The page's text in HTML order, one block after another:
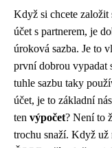
Když si chcete založit
účet s partnerem, je
úroková sazba. Je to
první dobrou vypadat
tuhle sazbu taky
účet, je to základní
ten výpočet? Není to
trochu snaží. Když už